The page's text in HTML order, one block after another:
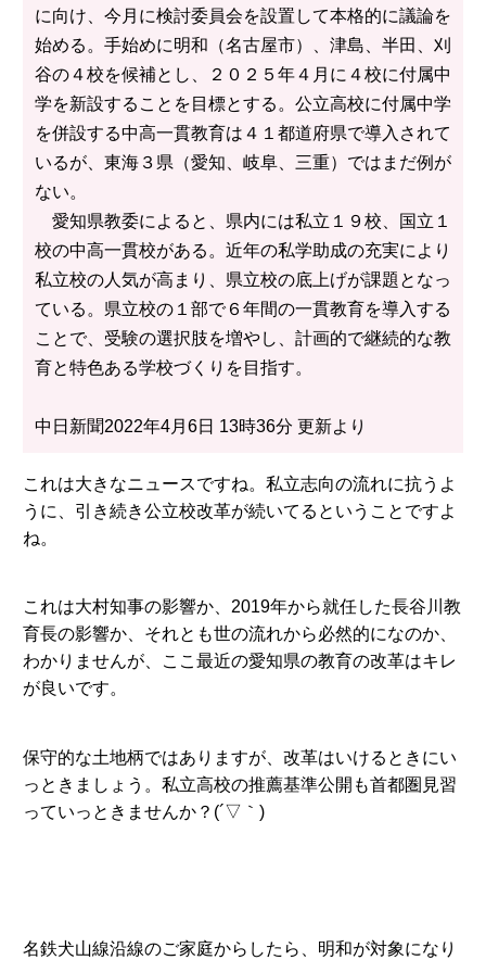
に向け、今月に検討委員会を設置して本格的に議論を
始める。手始めに明和（名古屋市）、津島、半田、刈
谷の４校を候補とし、２０２５年４月に４校に付属中
学を新設することを目標とする。公立高校に付属中学
を併設する中高一貫教育は４１都道府県で導入されて
いるが、東海３県（愛知、岐阜、三重）ではまだ例が
ない。
愛知県教委によると、県内には私立１９校、国立１
校の中高一貫校がある。近年の私学助成の充実により
私立校の人気が高まり、県立校の底上げが課題となっ
ている。県立校の１部で６年間の一貫教育を導入する
ことで、受験の選択肢を増やし、計画的で継続的な教
育と特色ある学校づくりを目指す。
中日新聞2022年4月6日 13時36分 更新より
これは大きなニュースですね。私立志向の流れに抗うよ
うに、引き続き公立校改革が続いてるということですよ
ね。
これは大村知事の影響か、2019年から就任した長谷川教
育長の影響か、それとも世の流れから必然的になのか、
わかりませんが、ここ最近の愛知県の教育の改革はキレ
が良いです。
保守的な土地柄ではありますが、改革はいけるときにい
っときましょう。私立高校の推薦基準公開も首都圏見習
っていっときませんか？(´▽｀)
名鉄犬山線沿線のご家庭からしたら、明和が対象になり